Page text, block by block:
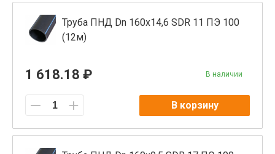
Труба ПНД Dn 160x14,6 SDR 11 ПЭ 100
(12м)
1 618.18 ₽ В наличии
В корзину